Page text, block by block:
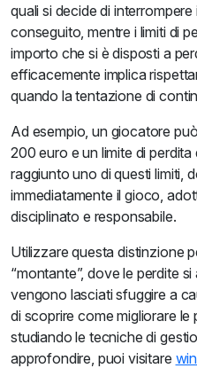
quali si decide di
conseguito, mentre i limiti di
importo che si è disposti a
efficacemente implica
quando la tentazione di
Ad esempio, un giocatore
200 euro e un limite di
raggiunto uno di questi limiti,
immediatamente il gioco,
disciplinato e responsabile.
Utilizzare questa distinzione
“montante”, dove le perdite
vengono lasciati sfuggire a
di scoprire come migliorare
studiando le tecniche di
approfondire, puoi visitare